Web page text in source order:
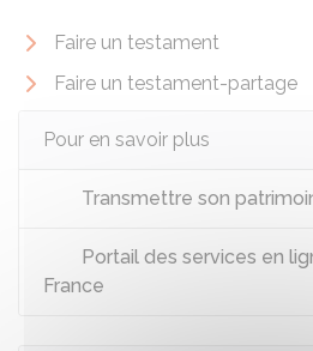
Faire un testament
Faire un testament-partage
Pour en savoir plus
Transmettre son
Portail des services en
France